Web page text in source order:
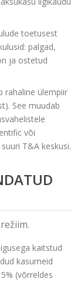
toetusest
palgad,
ja ostetud
rahaline ülempiir
See muudab
või
T&A keskusi.
kaitstud
kasumeid
(võrreldes